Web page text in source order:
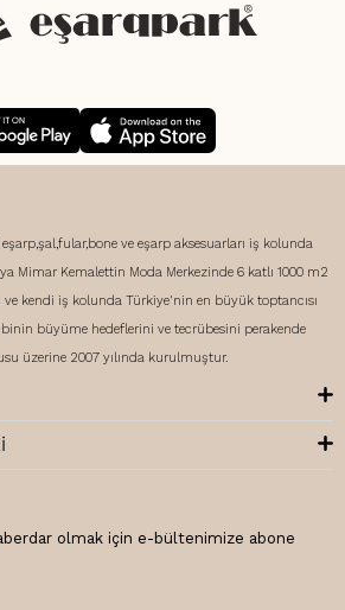
ve eşarp aksesuarları iş kolunda
Mimar Kemalettin Moda Merkezinde 6 katlı 1000 m2
kendi iş kolunda Türkiye'nin en büyük toptancısı
büyüme hedeflerini ve tecrübesini perakende
üzerine 2007 yılında kurulmuştur.
olmak için e-bültenimize abone